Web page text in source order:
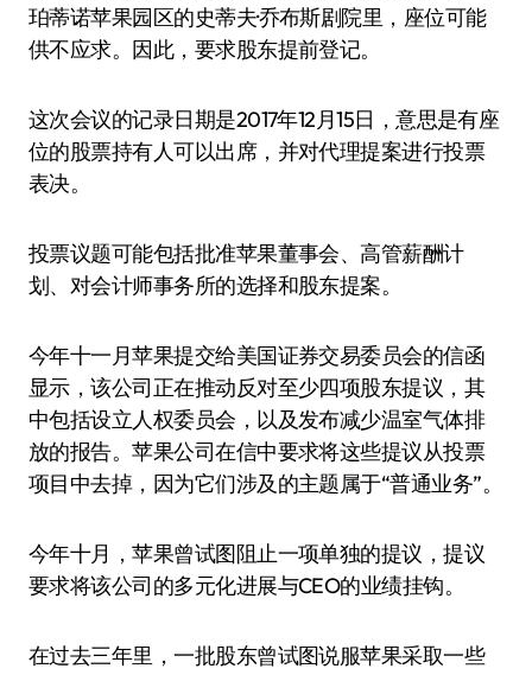
珀蒂诺苹果园区的史蒂夫·乔布斯剧院里，座位可能
供不应求。因此，要求股东提前登记。
这次会议的记录日期是2017年12月15日，意思是有座
位的股票持有人可以出席，并对代理提案进行投票
表决。
投票议题可能包括批准苹果董事会、高管薪酬计
划、对会计师事务所的选择和股东提案。
今年十一月苹果提交给美国证券交易委员会的信函
显示，该公司正在推动反对至少四项股东提议，其
中包括设立人权委员会，以及发布减少温室气体排
放的报告。苹果公司在信中要求将这些提议从投票
项目中去掉，因为它们涉及的主题属于“普通业务”。
今年十月，苹果曾试图阻止一项单独的提议，提议
要求将该公司的多元化进展与CEO的业绩挂钩。
在过去三年里，一批股东曾试图说服苹果采取一些